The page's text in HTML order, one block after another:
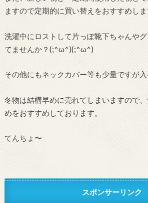
ますので定期的に買い替えをおすすめしま
洗濯中にロストして片っぽ靴下ちゃんや
てませんか？(;^ω^)(;^ω^)
その他にもネックカバー等も少量ですが入
冬物は結構早めに売れてしまいますので
めをおすすめしております。
てんちょ〜
スポンサーリンク